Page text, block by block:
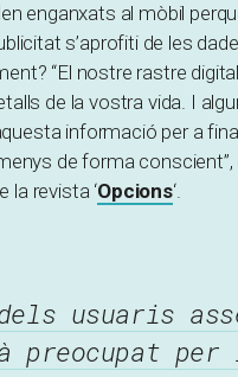
enganxats al mòbil
s’aprofiti de les
“El nostre rastre
de la vostra vida. I
informació per a
de forma conscient”,
la revista ‘Opcions‘.
dels usuaris
preocupat per